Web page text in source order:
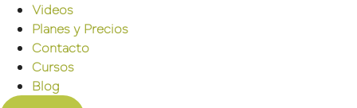
Videos
Planes y Precios
Contacto
Cursos
Blog